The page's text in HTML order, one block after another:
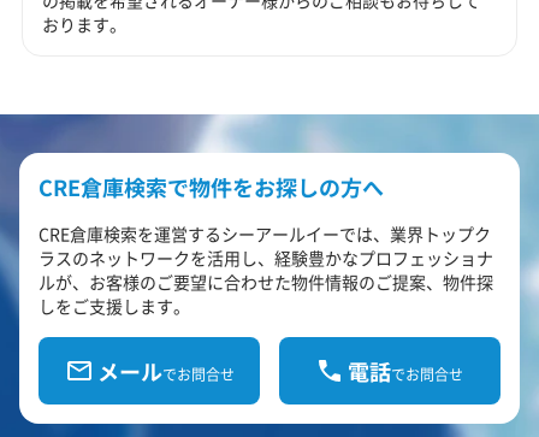
おります。
CRE倉庫検索で物件をお探しの方へ
CRE倉庫検索を運営するシーアールイーでは、業界トップク
ラスのネットワークを活用し、経験豊かなプロフェッショナ
ルが、お客様のご要望に合わせた物件情報のご提案、物件探
しをご支援します。
メールでお問合せ 電話でお問合せ